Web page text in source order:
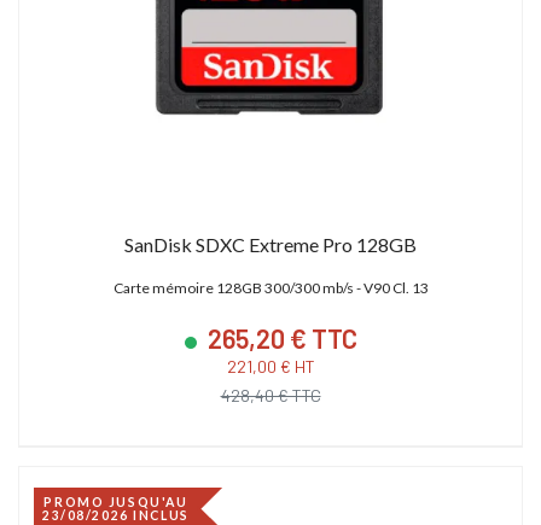
SanDisk SDXC Extreme Pro 128GB
Carte mémoire 128GB 300/300 mb/s - V90 Cl. 13
265,20 € TTC
221,00 € HT
428,40 € TTC
PROMO JUSQU'AU
23/08/2026 INCLUS